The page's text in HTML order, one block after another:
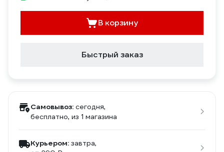
В корзину
Быстрый заказ
Самовывоз: сегодня,
бесплатно, из 1 магазина
Курьером: завтра,